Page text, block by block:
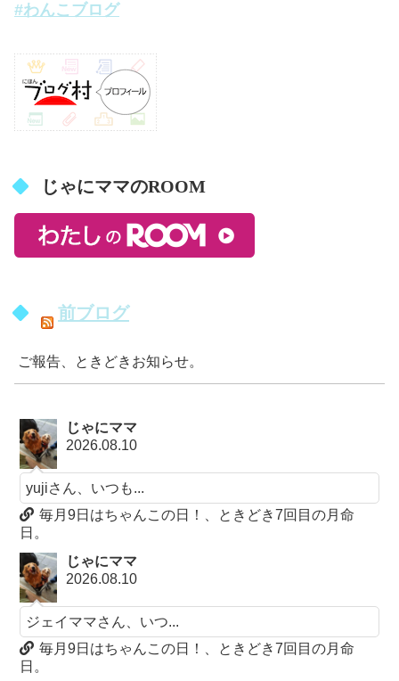
#わんこブログ
じゃにママのROOM
前ブログ
ご報告、ときどきお知らせ。
じゃにママ
2026.08.10
yujiさん、いつも...
毎月9日はちゃんこの日！、ときどき7回目の月命
日。
じゃにママ
2026.08.10
ジェイママさん、いつ...
毎月9日はちゃんこの日！、ときどき7回目の月命
日。